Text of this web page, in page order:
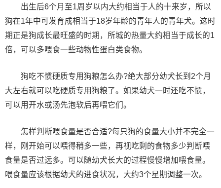
出生后6个月至1周岁以内大约相当于人的十来岁，所以
狗在1年中可发育成相当于18岁年龄的青年人的青年犬。这时
期正是狗成长最旺盛的时期，所城的热量大约相当于成长的1
倍，可以多喂食一些动物性蛋白类食物。
狗吃不惯硬质专用狗粮怎么办?绝大部分幼犬长到2个月
大左右就可以吃硬质专用狗粮了。如果幼犬一时还吃不惯，
可以用开水或汤先泡软后再喂它们。
怎样判断喂食量是否合适?每只狗的食量大小并不完全一
样，刚开始可以喂得稍多一些，再视吃剩的食物多少判断喂
食量是否过远多。可以随幼犬长大的过程慢慢增加喂食量。
喂食量应该根据幼犬的进食状况，大约3个星期调整一次。